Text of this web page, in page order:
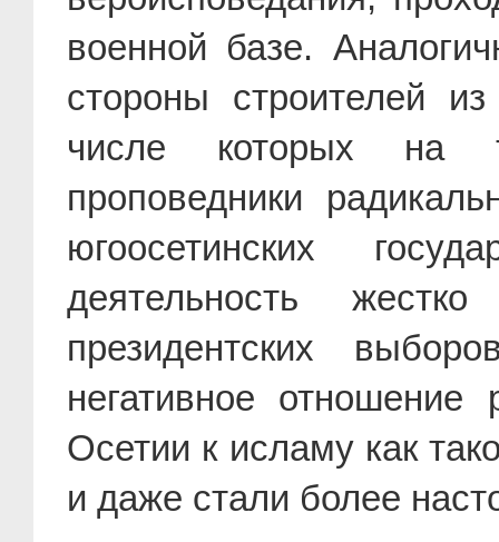
военной базе.
стороны строителей
числе которых на
проповедники
югоосетинских
деятельность
президентских
негативное
Осетии к исламу как
и даже стали более